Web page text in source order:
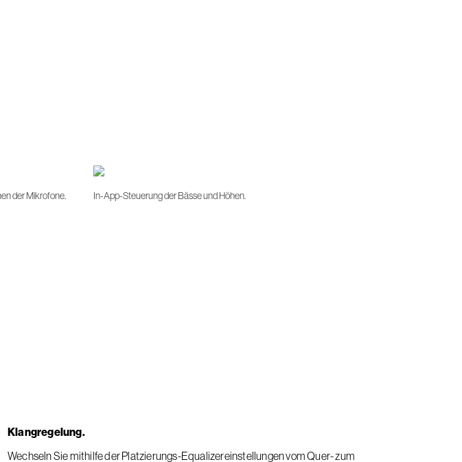
der Mikrofone. In-App-Steuerung der Bässe und Höhen.
Klangregelung.
Wechseln Sie mithilfe der Platzierungs-Equalizereinstellungen vom Quer- zum